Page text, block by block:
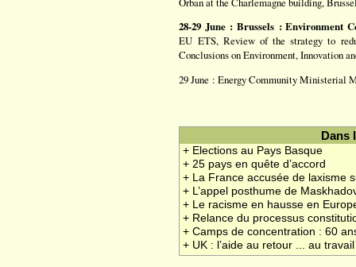
28-29 June : Brussels : Environment
EU ETS, Review of the strategy to
Conclusions on Environment, Innovation
29 June : Energy Community Ministerial
Dans
+ Elections au Pays Basque
+ 25 pays en quête d’accord
+ La France accusée de laxisme
+ L’appel posthume de
+ Le racisme en hausse en
+ Relance du processus
+ Camps de concentration : 60
+ UK : l’aide au retour ... au travail